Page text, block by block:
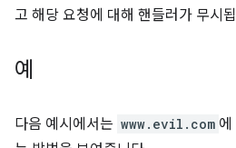
고 해당 요청에 대해 핸들러가 무시
예
다음 예시에서는 www.evil.com